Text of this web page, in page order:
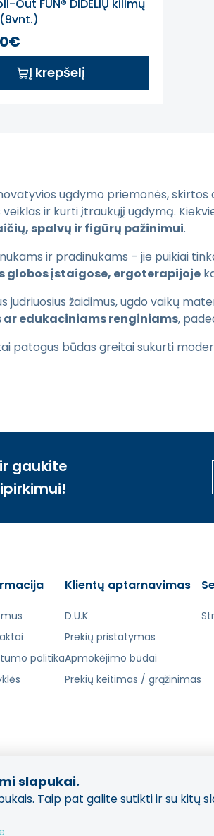
Out FUN® DIDELIŲ kilimų
Į krepšelį
ugdymo priemonės, skirtos
ir kurti įtraukųjį ugdymą.
spalvų ir figūrų pažinimui.
ir pradinukams – jie puikiai
globos įstaigose, ergoterapijoje
judriuosius žaidimus, ugdo vaikų
edukaciniams renginiams,
patogus būdas greitai sukurti
gaukite
politika
Klientų aptarnavimas
D.U.K
Prekių pristatymas
Apmokėjimo būdai
Prekių keitimas / grąžinimas
slapukai.
Taip pat galite sutikti ir su kitų